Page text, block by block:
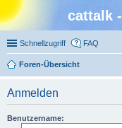
cattalk
Schnellzugriff FAQ
Foren-Übersicht
Anmelden
Benutzername: